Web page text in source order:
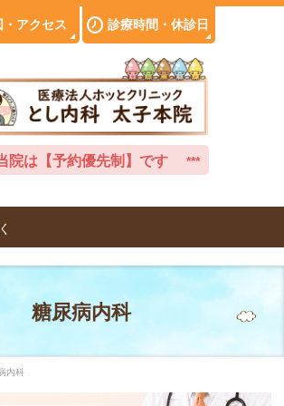
院は 【予約優先制】 です ***
・ アクセス 診療時間 ・ 休診日
糖尿病内科
内科